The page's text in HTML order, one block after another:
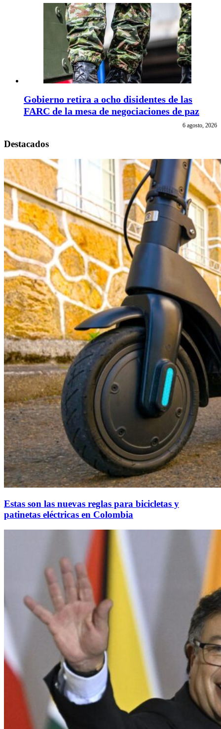
Gobierno retira a ocho disidentes de las
FARC de la mesa de negociaciones de paz
6 agosto, 2026
Destacados
Estas son las nuevas reglas para bicicletas y
patinetas eléctricas en Colombia